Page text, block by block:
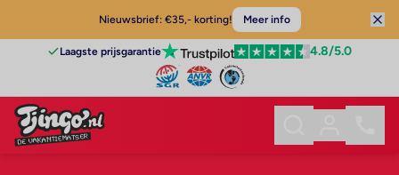
Nieuwsbrief: €35,- korting! Meer info
Laagste prijsgarantie 4.8/5.0